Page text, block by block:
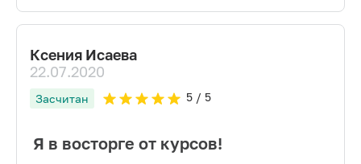
Ксения Исаева
22.07.2020
Засчитан 5/ 5
Я в восторге от курсов!